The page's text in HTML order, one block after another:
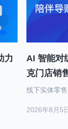
力
AI 智能对
克门店销
2026年8月5
线下实体零